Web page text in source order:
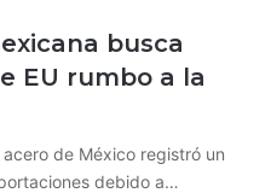
busca
EU rumbo a la
de México registró un
debido a…